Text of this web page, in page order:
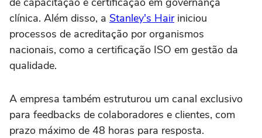
clínica. Além disso, a Stanley's Hairiniciou
processos de acreditação por organismos
nacionais, como a certificação ISO em gestão da
qualidade.
A empresa também estruturou um canal exclusivo
para feedbacks de colaboradores e clientes, com
prazo máximo de 48 horas para resposta.